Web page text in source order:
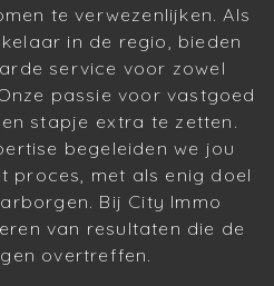
te verwezenlijken. Als
in de regio, bieden
service voor zowel
passie voor vastgoed
stapje extra te zetten.
begeleiden we jou
proces, met als enig doel
Bij City Immo
van resultaten die de
overtreffen.